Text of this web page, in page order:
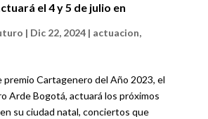
el 4 y 5 de julio en
| Dic 22, 2024| actuacion,
premio Cartagenero del Año 2023, el
Arde Bogotá, actuará los próximos
su ciudad natal, conciertos que